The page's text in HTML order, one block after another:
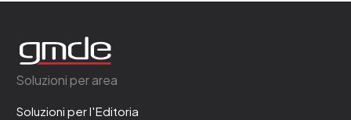
Soluzioni per area
Soluzioni per l'Editoria